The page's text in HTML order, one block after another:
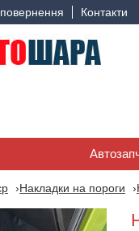
повернення Контакти
Накладки на пороги